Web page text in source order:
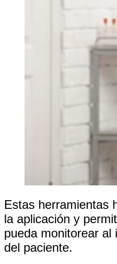
Estas herramientas
la aplicación y
pueda monitorear al
del paciente.